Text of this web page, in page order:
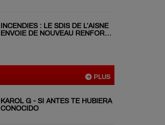
INCENDIES : LE SDIS DE L’AISNE
ENVOIE DE NOUVEAU RENFORT
PLUS
KAROL G - SI ANTES TE HUBIERA
CONOCIDO